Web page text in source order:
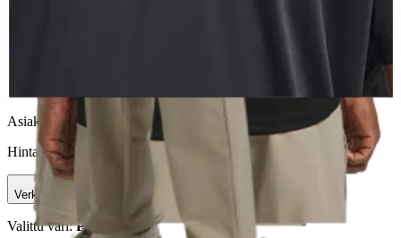
Asiakasomistajahinta
Hinta ilman S-Etukorttia:
34,95 €
Verkkokaupan hinta
Valittu väri:Phantom